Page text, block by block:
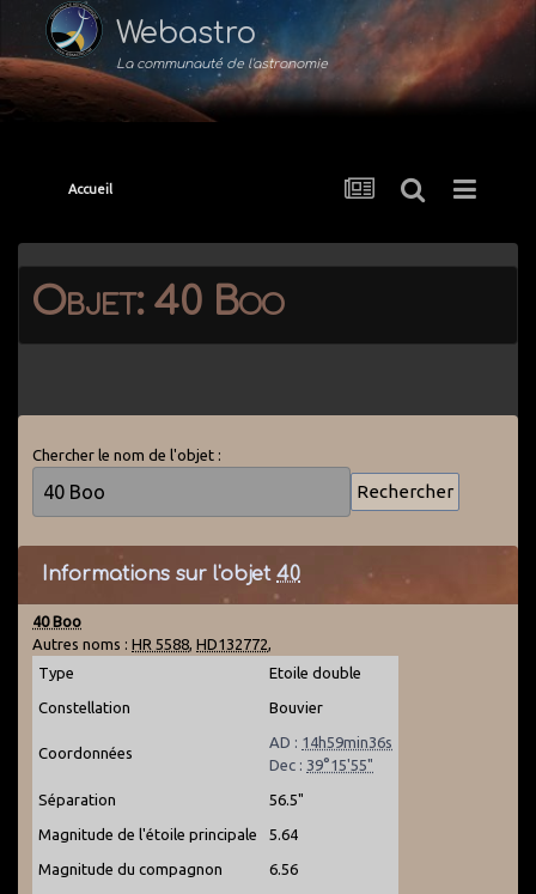
Webastro
La communauté de l'astronomie
Accueil
Objet: 40 Boo
Chercher le nom de l'objet :
Informations sur l'objet 40
40 Boo
Autres noms : HR 5588, HD132772,
Type
Etoile double
Constellation Bouvier
Coordonnées
AD : 14h59min36s
Dec : 39°15'55"
Séparation 56.5"
Magnitude de l'étoile principale 5.64
Magnitude du compagnon 6.56